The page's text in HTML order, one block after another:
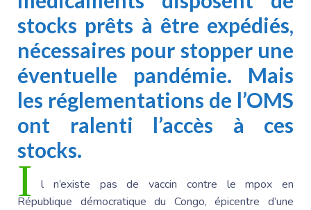
stocks prêts à être expédiés,
nécessaires pour stopper une
éventuelle pandémie. Mais
les réglementations de l’OMS
ont ralenti l’accès à ces
stocks.
I
l n’existe pas de vaccin contre le mpox en
République démocratique du Congo, épicentre d’une